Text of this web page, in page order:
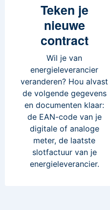
Teken je
nieuwe
contract
Wil je van
energieleverancier
veranderen? Hou alvast
de volgende gegevens
en documenten klaar:
de EAN-code van je
digitale of analoge
meter, de laatste
slotfactuur van je
energieleverancier.